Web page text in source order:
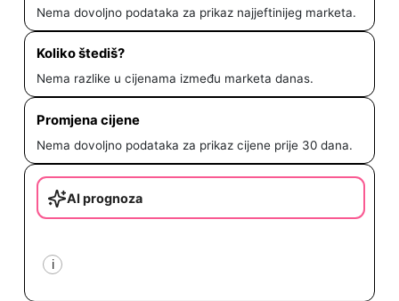
Nema dovoljno podataka za prikaz najjeftinijeg marketa.
Koliko štediš?
Nema razlike u cijenama između marketa danas.
Promjena cijene
Nema dovoljno podataka za prikaz cijene prije 30 dana.
AI prognoza
i